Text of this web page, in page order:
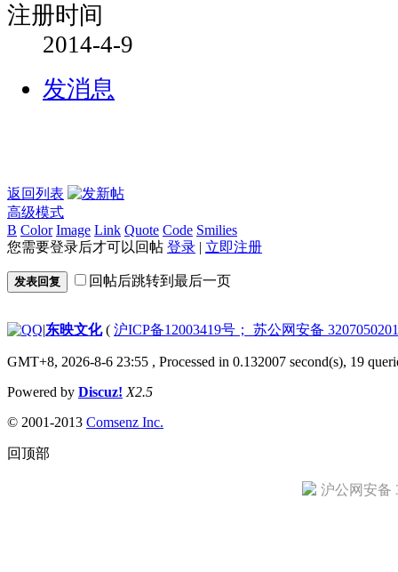
注册时间
2014-4-9
发消息
返回列表
高级模式
B Color Image Link Quote Code Smilies
您需要登录后才可以回帖 登录 | 立即注册
发表回复 回帖后跳转到最后一页
|东映文化( 沪ICP备12003419号； 苏公网安备
GMT+8, 2026-8-6 23:55 , Processed in 0.132007 second(s), 19
Powered by Discuz! X2.5
© 2001-2013 Comsenz Inc.
回顶部
沪公网安备